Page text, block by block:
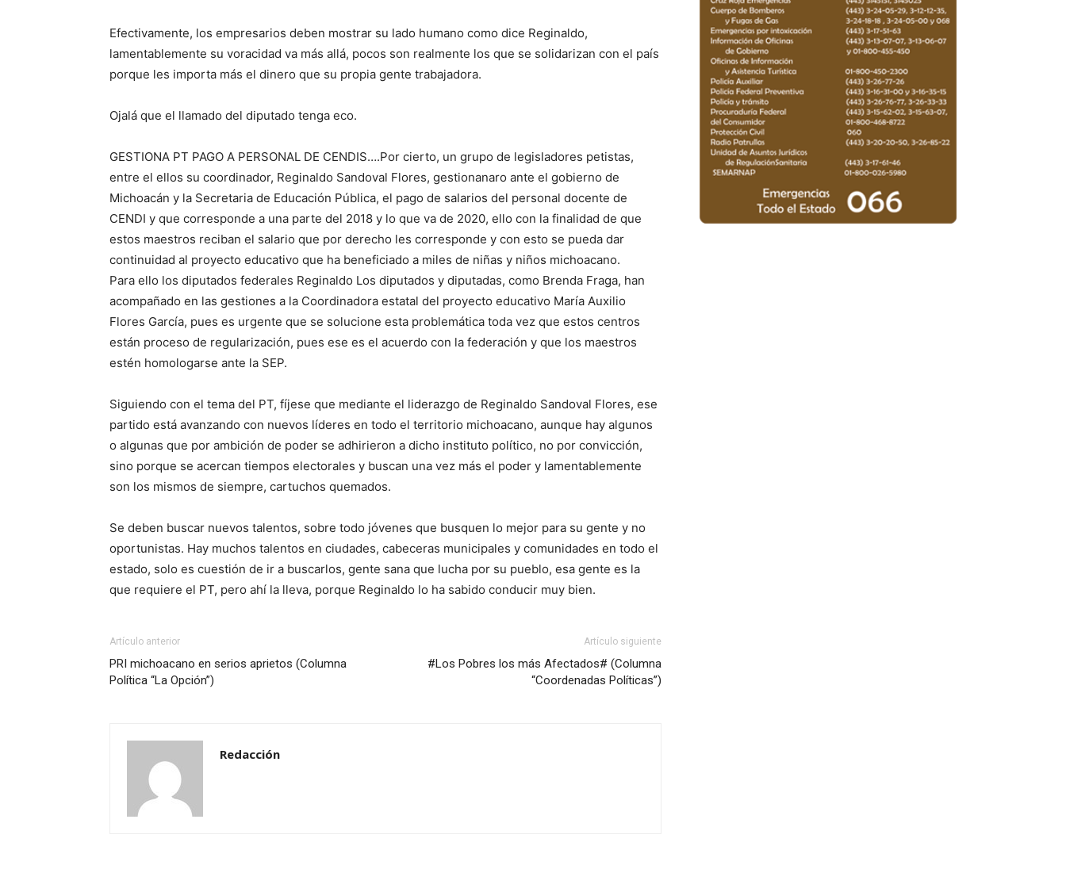
Efectivamente, los empresarios deben mostrar su lado humano como dice Reginaldo,
lamentablemente su voracidad va más allá, pocos son realmente los que se solidarizan con el país
porque les importa más el dinero que su propia gente trabajadora.
Ojalá que el llamado del diputado tenga eco.
GESTIONA PT PAGO A PERSONAL DE CENDIS….Por cierto, un grupo de legisladores petistas,
entre el ellos su coordinador, Reginaldo Sandoval Flores, gestionanaro ante el gobierno de
Michoacán y la Secretaria de Educación Pública, el pago de salarios del personal docente de
CENDI y que corresponde a una parte del 2018 y lo que va de 2020, ello con la finalidad de que
estos maestros reciban el salario que por derecho les corresponde y con esto se pueda dar
continuidad al proyecto educativo que ha beneficiado a miles de niñas y niños michoacano.
Para ello los diputados federales Reginaldo Los diputados y diputadas, como Brenda Fraga, han
acompañado en las gestiones a la Coordinadora estatal del proyecto educativo María Auxilio
Flores García, pues es urgente que se solucione esta problemática toda vez que estos centros
están proceso de regularización, pues ese es el acuerdo con la federación y que los maestros
estén homologarse ante la SEP.
Siguiendo con el tema del PT, fíjese que mediante el liderazgo de Reginaldo Sandoval Flores, ese
partido está avanzando con nuevos líderes en todo el territorio michoacano, aunque hay algunos
o algunas que por ambición de poder se adhirieron a dicho instituto político, no por convicción,
sino porque se acercan tiempos electorales y buscan una vez más el poder y lamentablemente
son los mismos de siempre, cartuchos quemados.
Se deben buscar nuevos talentos, sobre todo jóvenes que busquen lo mejor para su gente y no
oportunistas. Hay muchos talentos en ciudades, cabeceras municipales y comunidades en todo el
estado, solo es cuestión de ir a buscarlos, gente sana que lucha por su pueblo, esa gente es la
que requiere el PT, pero ahí la lleva, porque Reginaldo lo ha sabido conducir muy bien.
Artículo anterior
PRI michoacano en serios aprietos (Columna
Política “La Opción”)
Artículo siguiente
#Los Pobres los más Afectados# (Columna
“Coordenadas Políticas”)
Redacción